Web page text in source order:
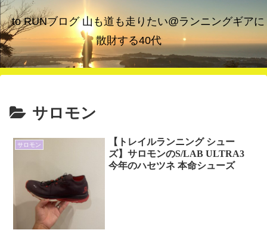
to RUNブログ 山も道も走りたい@ランニングギアに
散財する40代
サロモン
サロモン
【トレイルランニング シュー
ズ】サロモンのS/LAB ULTRA3
今年のハセツネ 本命シューズ